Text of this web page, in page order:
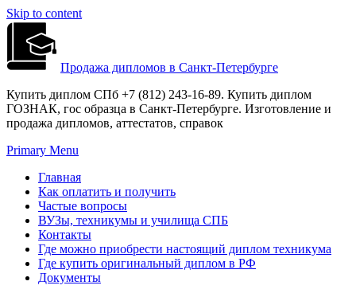
Skip to content
Продажа дипломов в Санкт-Петербурге
Купить диплом СПб +7 (812) 243-16-89. Купить диплом
ГОЗНАК, гос образца в Санкт-Петербурге. Изготовление и
продажа дипломов, аттестатов, справок
Primary Menu
Главная
Как оплатить и получить
Частые вопросы
ВУЗы, техникумы и училища СПБ
Контакты
Где можно приобрести настоящий диплом техникума
Где купить оригинальный диплом в РФ
Документы